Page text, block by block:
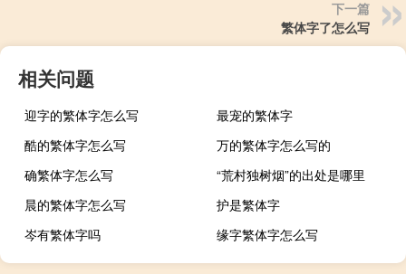
下一篇
繁体字了怎么写
相关问题
迎字的繁体字怎么写
最宠的繁体字
酷的繁体字怎么写
万的繁体字怎么写的
确繁体字怎么写
“荒村独树烟”的出处是哪里
晨的繁体字怎么写
护是繁体字
岑有繁体字吗
缘字繁体字怎么写